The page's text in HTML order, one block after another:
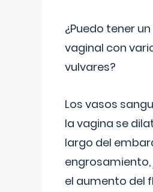
¿Puedo tener
vaginal con
vulvares?
Los vasos
la vagina se
largo del
el aumento del